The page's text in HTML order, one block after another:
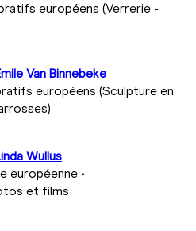
européens (Verrerie -
Van Binnebeke
européens (Sculpture en
Wullus
européenne •
et films